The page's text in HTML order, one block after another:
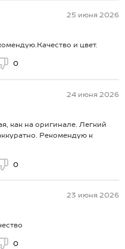
25 июня 2026
и цвет.
0
24 июня 2026
как на оригинале. Легкий
Рекомендую к
0
23 июня 2026
0